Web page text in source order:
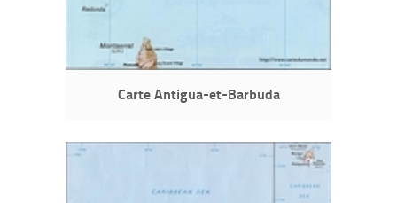
Carte Antigua-et-Barbuda